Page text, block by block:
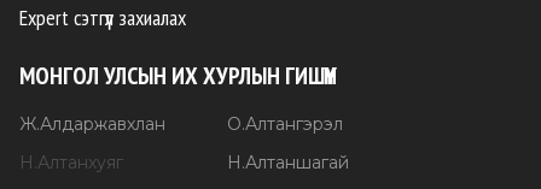
Expert сэтгүүл захиалах
МОНГОЛ УЛСЫН ИХ ХУРЛЫН ГИШҮҮН
Ж.Алдаржавхлан О.Алтангэрэл
Н .Алтанхуяг Н .Алтаншагай